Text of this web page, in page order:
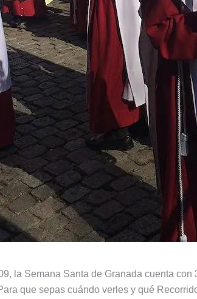
la Semana Santa de Granada cuenta
que sepas cuándo verles y qué